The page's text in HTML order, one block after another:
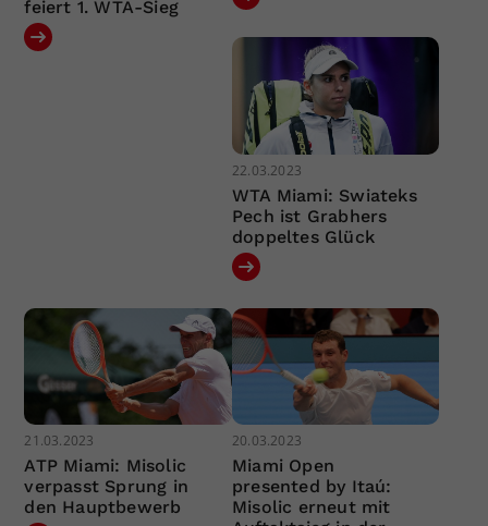
feiert 1. WTA-Sieg
22.03.2023
WTA Miami: Swiateks
Pech ist Grabhers
doppeltes Glück
21.03.2023
ATP Miami: Misolic
verpasst Sprung in
den Hauptbewerb
20.03.2023
Miami Open
presented by Itaú:
Misolic erneut mit